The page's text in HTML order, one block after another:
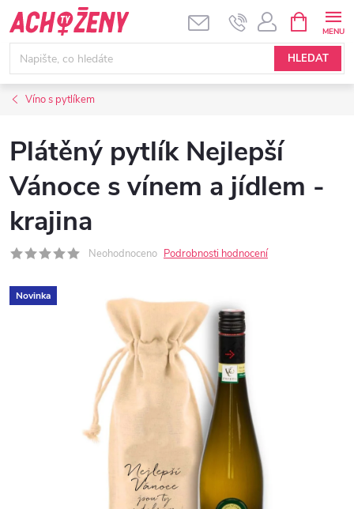
Přejít
na
obsah
HLEDAT
NÁKUPNÍ
KOŠÍK
Víno s pytlíkem
Plátěný pytlík Nejlepší
Vánoce s vínem a jídlem -
krajina
Neohodnoceno Podrobnosti hodnocení
Novinka